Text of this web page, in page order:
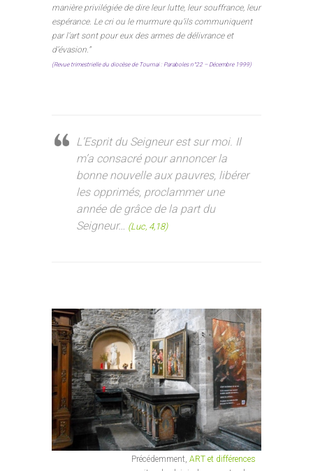
manière privilégiée de dire leur lutte, leur souffrance, leur
espérance. Le cri ou le murmure qu’ils communiquent
par l’art sont pour eux des armes de délivrance et
d’évasion.”
(Revue trimestrielle du diocèse de Tournai : Paraboles n°22 – Décembre 1999)
L’Esprit du Seigneur est sur moi. Il
m’a consacré pour annoncer la
bonne nouvelle aux pauvres, libérer
les opprimés, proclammer une
année de grâce de la part du
Seigneur… (Luc, 4,18)
Précédemment, ART et différences